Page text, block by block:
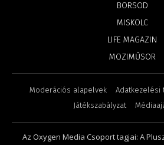
BORSOD
MISKOLC
LIFE MAGAZIN
MOZIMŰSOR
Moderációs alapelvek Adatkezelési
Játékszabályzat
Az Oxygen Media Csoport tagjai: A